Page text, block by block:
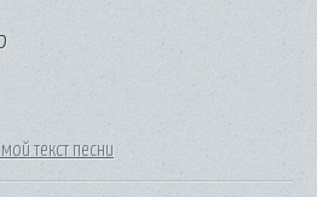
текст песни